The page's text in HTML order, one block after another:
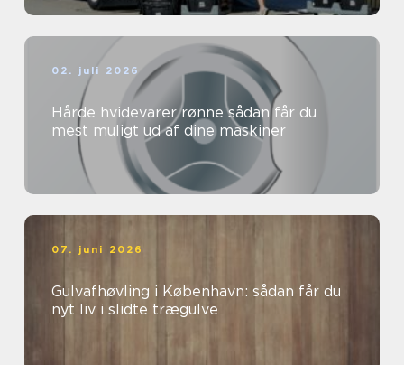
02. juli 2026
Hårde hvidevarer rønne sådan får du
mest muligt ud af dine maskiner
07. juni 2026
Gulvafhøvling i København: sådan får du
nyt liv i slidte trægulve